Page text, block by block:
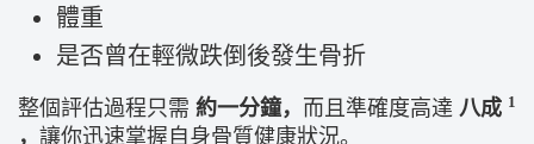
體重
是否曾在輕微跌倒後發生骨折
整個評估過程只需 約一分鐘， 而且準確度高達 八成 1
， 讓你迅速掌握自身骨質健康狀況。